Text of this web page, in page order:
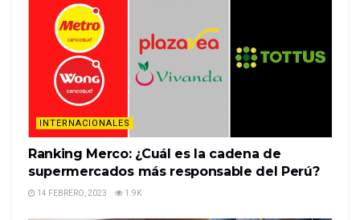
según un reporte preliminar del Servicio Geológico
de Estados Unidos (USGS, por sus siglas en inglés).
De acuerdo con el reporte, el sismo se registró a 15
READ MORE
INTERNACIONALES
Ranking Merco: ¿Cuál es la cadena de
supermercados más responsable del Perú?
14 FEBRERO, 2023 1.9K